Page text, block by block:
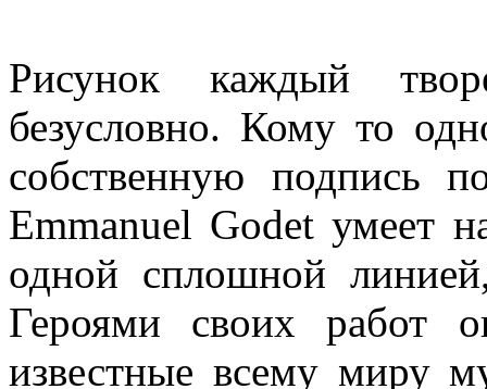
Рисунок каждый
безусловно. Кому то
собственную подпись
Emmanuel Godet умеет
одной сплошной
Героями своих работ
известные всему миру